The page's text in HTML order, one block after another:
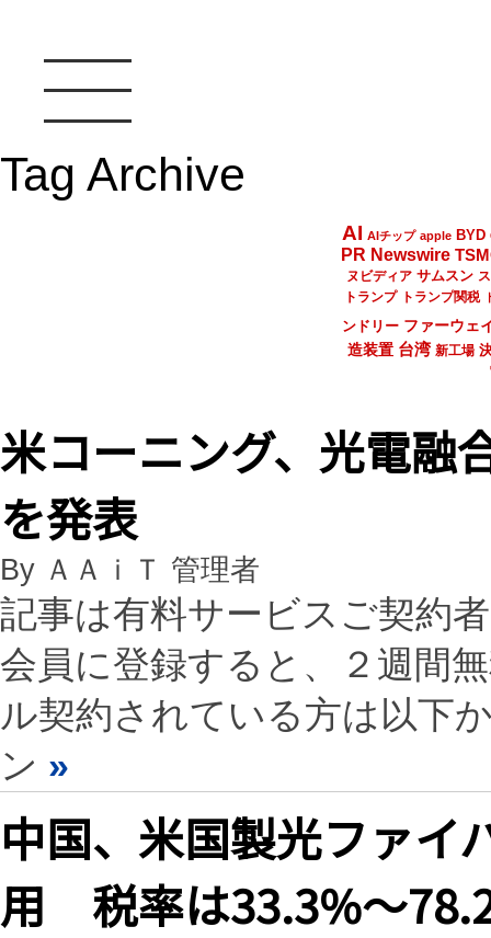
Tag Archive
AI AIチップ apple BYD
PR Newswire
ヌビディア サムスン
トランプ
トランプ関税
ンドリー ファーウェ
造装置 台湾 新工場
米コーニング、光電融
を発表
By ＡＡｉＴ 管理者
記事は有料サービスご契約
会員に登録すると、２週間
ル契約されている方は以下
ン »
中国、米国製光ファイ
用 税率は33.3%〜